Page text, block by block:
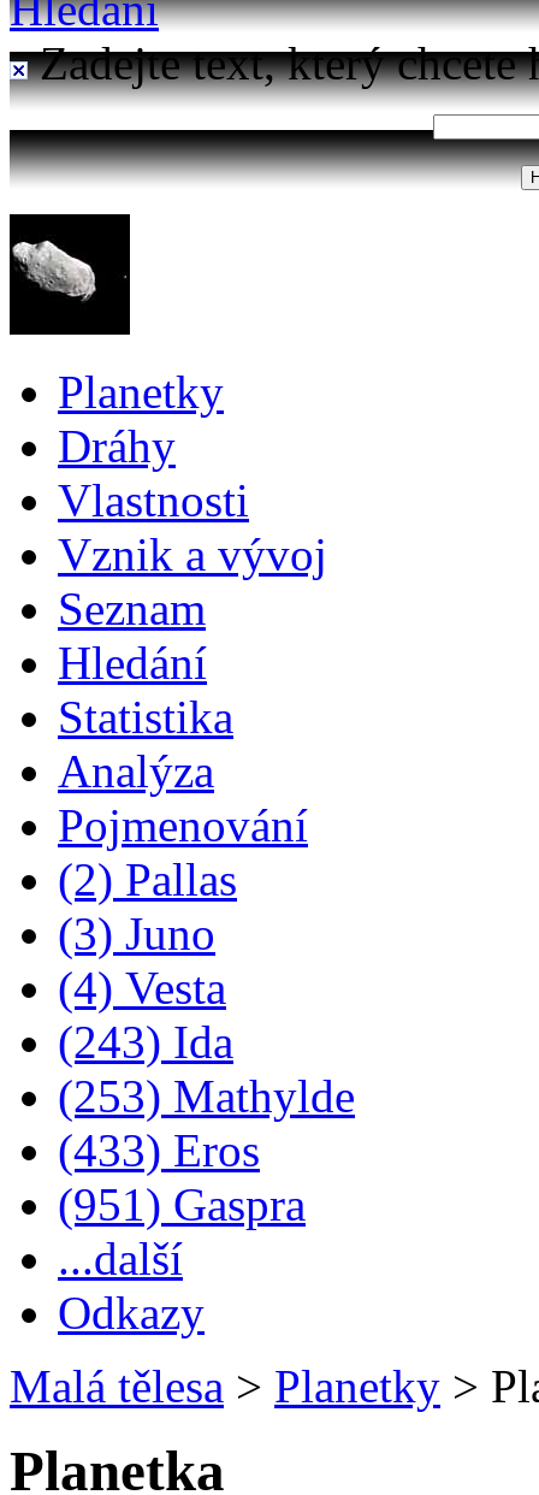
Zadejte text, který chcete
Planetky
Dráhy
Vlastnosti
Vznik a vývoj
Seznam
Hledání
Statistika
Analýza
Pojmenování
(2) Pallas
(3) Juno
(4) Vesta
(243) Ida
(253) Mathylde
(433) Eros
(951) Gaspra
...další
Odkazy
Malá tělesa > Planetky >
Planetka